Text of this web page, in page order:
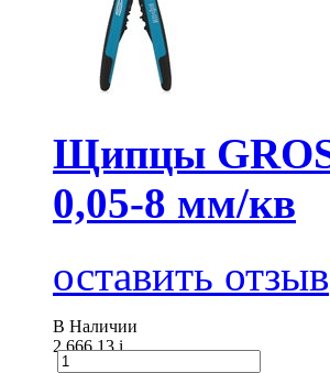
Щипцы
0,05-8 мм/кв
оставить отзыв
В Наличии
2 666.13i